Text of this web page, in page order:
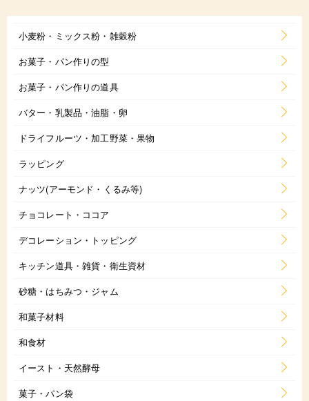
小麦粉・ミックス粉・雑穀粉
お菓子・パン作りの型
お菓子・パン作りの道具
バター・乳製品・油脂・卵
ドライフルーツ・加工野菜・果物
ラッピング
ナッツ(アーモンド・くるみ等)
チョコレート・ココア
デコレーション・トッピング
キッチン道具・雑貨・衛生資材
砂糖・はちみつ・ジャム
和菓子材料
和食材
イースト・天然酵母
菓子・パン袋